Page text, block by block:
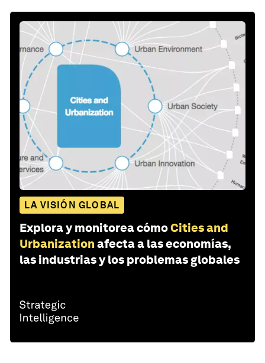
LA VISIÓN GLOBAL
Explora y monitorea cómoCities and
Urbanization afecta a las economías,
las industrias y los problemas globales